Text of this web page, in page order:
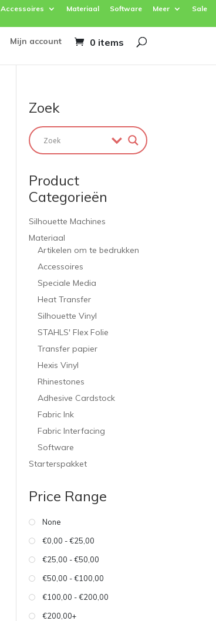
Accessoires Materiaal Software Meer Sale
Mijn account 0 items
Zoek
Product
Categorieën
Silhouette Machines
Materiaal
Artikelen om te bedrukken
Accessoires
Speciale Media
Heat Transfer
Silhouette Vinyl
STAHLS' Flex Folie
Transfer papier
Hexis Vinyl
Rhinestones
Adhesive Cardstock
Fabric Ink
Fabric Interfacing
Software
Starterspakket
Price Range
None
€0,00 - €25,00
€25,00 - €50,00
€50,00 - €100,00
€100,00 - €200,00
€200,00+